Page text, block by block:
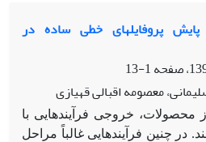
پروفایلهای خطی ساده در
1-13
معصومه اقبالی قهیازی
محصولات، خروجی فرآیندهایی با
در چنین فرآیندهایی غالباً مراحل